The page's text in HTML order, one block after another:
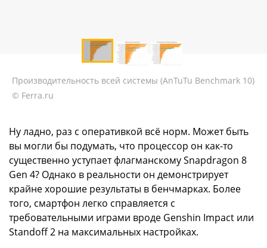
Производительность всей системы (AnTuTu Benchmark 10)
© Ferra.ru
Ну ладно, раз с оперативкой всё норм. Может быть
вы могли бы подумать, что процессор он как-то
существенно уступает флагманскому Snapdragon 8
Gen 4? Однако в реальности он демонстрирует
крайне хорошие результаты в бенчмарках. Более
того, смартфон легко справляется с
требовательными играми вроде Genshin Impact или
Standoff 2 на максимальных настройках.